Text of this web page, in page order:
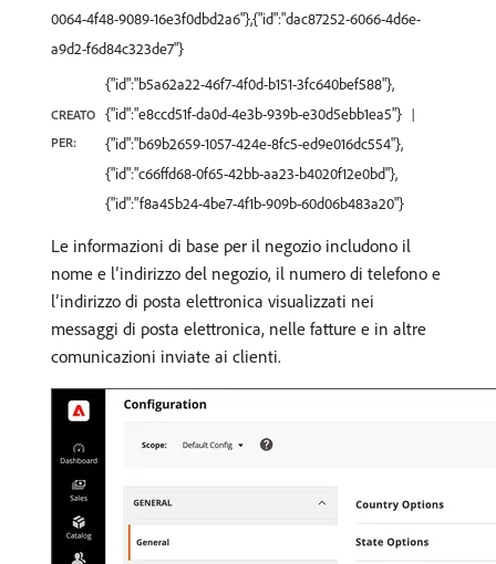
0064-4f48-9089-16e3f0dbd2a6"},{"id":"dac87252-6066-4d6e-
a9d2-f6d84c323de7"}
CREATO
PER:
{"id":"b5a62a22-46f7-4f0d-b151-3fc640bef588"},
{"id":"e8ccd51f-da0d-4e3b-939b-e30d5ebb1ea5"}
{"id":"b69b2659-1057-424e-8fc5-ed9e016dc554"},
{"id":"c66ffd68-0f65-42bb-aa23-b4020f12e0bd"},
{"id":"f8a45b24-4be7-4f1b-909b-60d06b483a20"}
Le informazioni di base per il negozio includono il
nome e l’indirizzo del negozio, il numero di telefono e
l’indirizzo di posta elettronica visualizzati nei
messaggi di posta elettronica, nelle fatture e in altre
comunicazioni inviate ai clienti.